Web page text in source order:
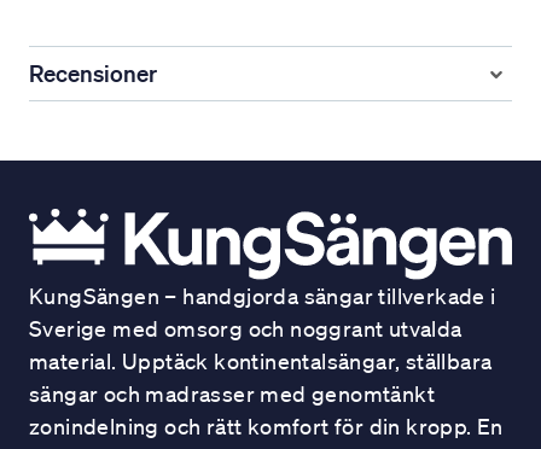
Recensioner
KungSängen – handgjorda sängar tillverkade i
Sverige med omsorg och noggrant utvalda
material. Upptäck kontinentalsängar, ställbara
sängar och madrasser med genomtänkt
zonindelning och rätt komfort för din kropp. En